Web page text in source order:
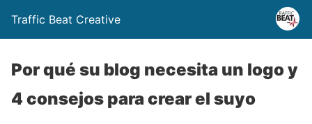
Traffic Beat Creative
Por qué su blog necesita un logo y
4 consejos para crear el suyo